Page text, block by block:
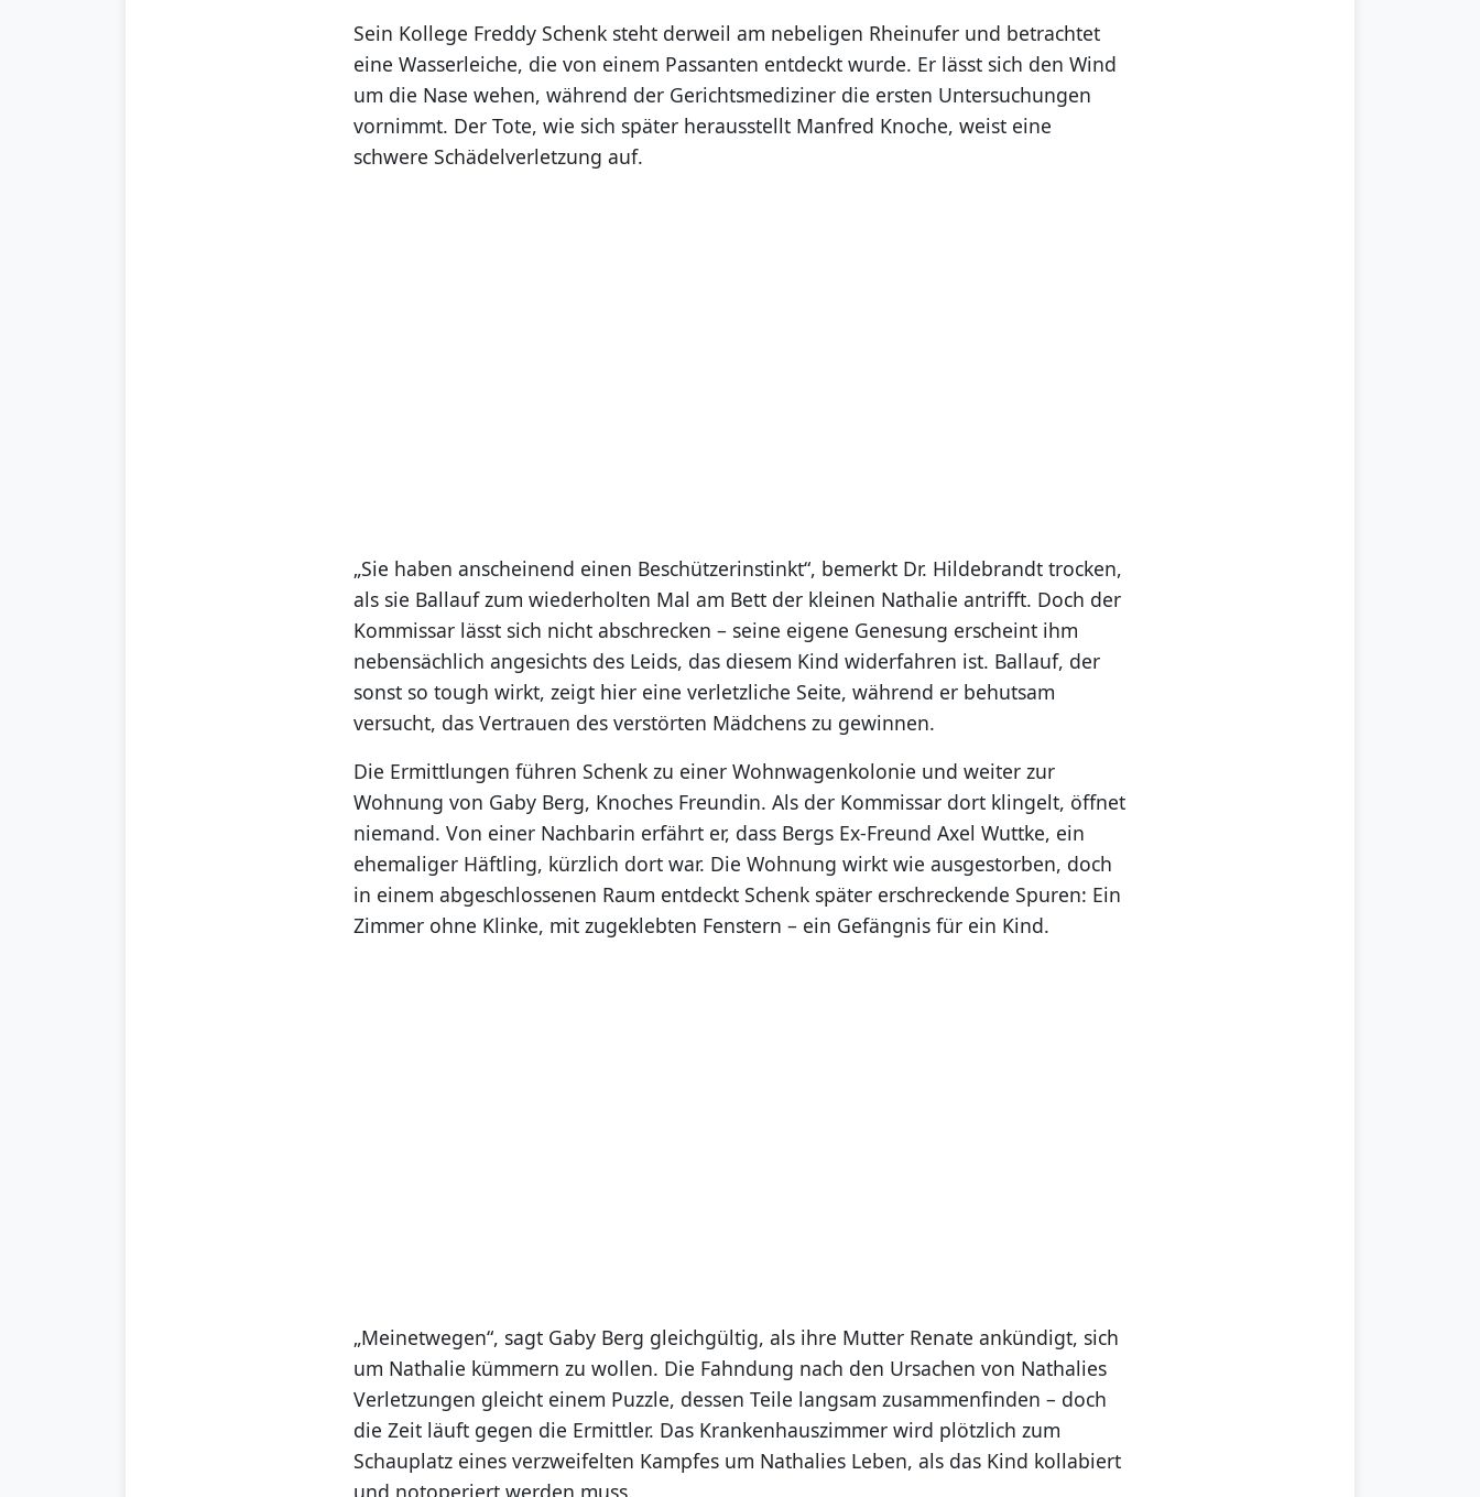
Sein Kollege Freddy Schenk steht derweil am nebeligen Rheinufer und betrachtet
eine Wasserleiche, die von einem Passanten entdeckt wurde. Er lässt sich den Wind
um die Nase wehen, während der Gerichtsmediziner die ersten Untersuchungen
vornimmt. Der Tote, wie sich später herausstellt Manfred Knoche, weist eine
schwere Schädelverletzung auf.
„Sie haben anscheinend einen Beschützerinstinkt“, bemerkt Dr. Hildebrandt trocken,
als sie Ballauf zum wiederholten Mal am Bett der kleinen Nathalie antrifft. Doch der
Kommissar lässt sich nicht abschrecken – seine eigene Genesung erscheint ihm
nebensächlich angesichts des Leids, das diesem Kind widerfahren ist. Ballauf, der
sonst so tough wirkt, zeigt hier eine verletzliche Seite, während er behutsam
versucht, das Vertrauen des verstörten Mädchens zu gewinnen.
Die Ermittlungen führen Schenk zu einer Wohnwagenkolonie und weiter zur
Wohnung von Gaby Berg, Knoches Freundin. Als der Kommissar dort klingelt, öffnet
niemand. Von einer Nachbarin erfährt er, dass Bergs Ex-Freund Axel Wuttke, ein
ehemaliger Häftling, kürzlich dort war. Die Wohnung wirkt wie ausgestorben, doch
in einem abgeschlossenen Raum entdeckt Schenk später erschreckende Spuren: Ein
Zimmer ohne Klinke, mit zugeklebten Fenstern – ein Gefängnis für ein Kind.
„Meinetwegen“, sagt Gaby Berg gleichgültig, als ihre Mutter Renate ankündigt, sich
um Nathalie kümmern zu wollen. Die Fahndung nach den Ursachen von Nathalies
Verletzungen gleicht einem Puzzle, dessen Teile langsam zusammenfinden – doch
die Zeit läuft gegen die Ermittler. Das Krankenhauszimmer wird plötzlich zum
Schauplatz eines verzweifelten Kampfes um Nathalies Leben, als das Kind kollabiert